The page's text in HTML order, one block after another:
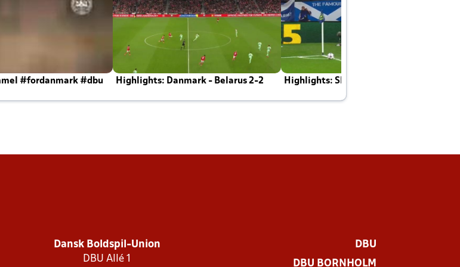
#fordanmark #dbu
Highlights: Danmark - Belarus 2-2 Highlights: Skotland - Danmark 4-2
Dansk Boldspil-Union
DBU Allé 1
DBU
DBU BORNHOLM